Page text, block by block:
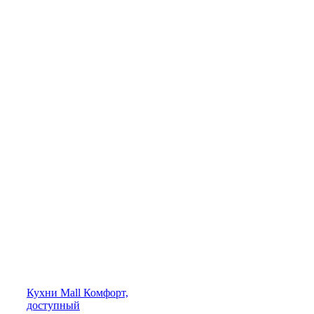
Кухни Mall Комфорт,
доступный